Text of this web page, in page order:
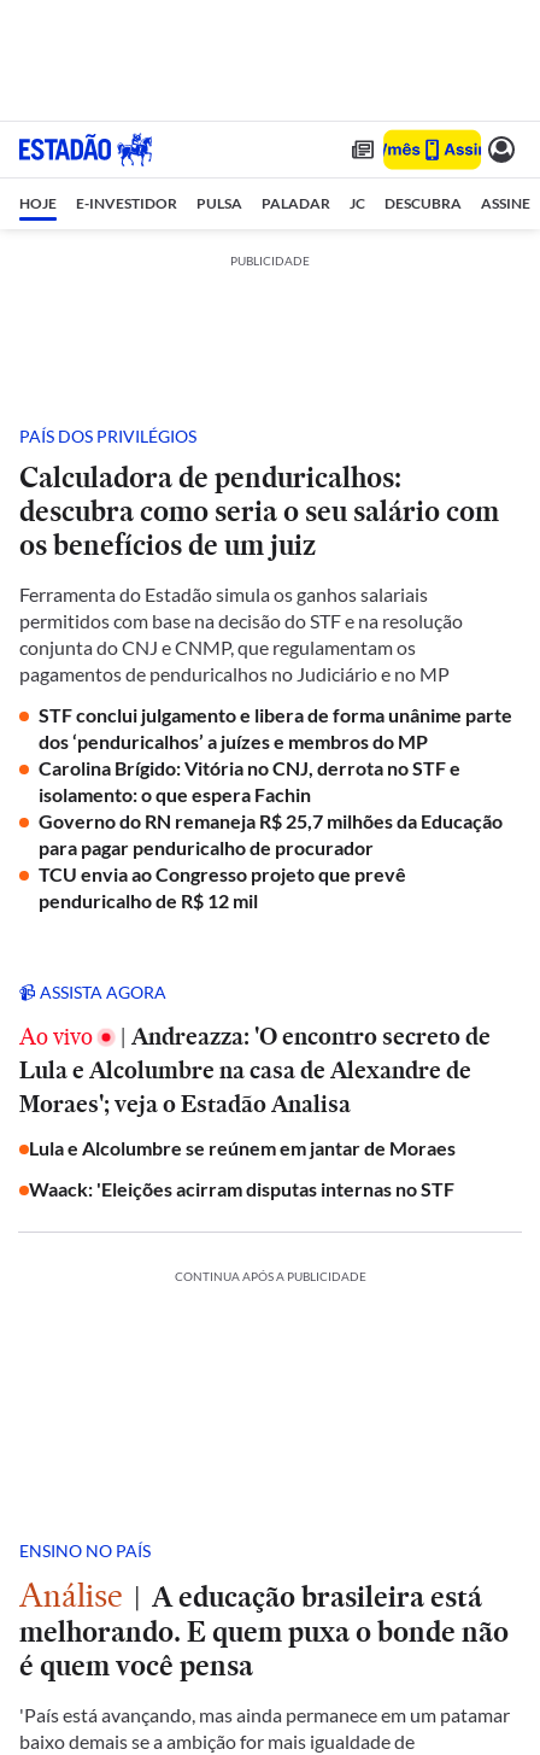
HOJE E-INVESTIDOR PULSA PALADAR JC DESCUBRA ASSINE
PUBLICIDADE
PAÍS DOS PRIVILÉGIOS
Calculadora de penduricalhos:
descubra como seria o seu salário com
os benefícios de um juiz
Ferramenta do Estadão simula os ganhos salariais
permitidos com base na decisão do STF e na resolução
conjunta do CNJ e CNMP, que regulamentam os
pagamentos de penduricalhos no Judiciário e no MP
STF conclui julgamento e libera de forma unânime parte
dos ‘penduricalhos’ a juízes e membros do MP
Carolina Brígido: Vitória no CNJ, derrota no STF e
isolamento: o que espera Fachin
Governo do RN remaneja R$ 25,7 milhões da Educação
para pagar penduricalho de procurador
TCU envia ao Congresso projeto que prevê
penduricalho de R$ 12 mil
📹 ASSISTA AGORA
Ao vivo | Andreazza: 'O encontro secreto de
Lula e Alcolumbre na casa de Alexandre de
Moraes'; veja o Estadão Analisa
Lula e Alcolumbre se reúnem em jantar de Moraes
Waack: 'Eleições acirram disputas internas no STF
CONTINUA APÓS A PUBLICIDADE
ENSINO NO PAÍS
Análise | A educação brasileira está
melhorando. E quem puxa o bonde não
é quem você pensa
'País está avançando, mas ainda permanece em um patamar
baixo demais se a ambição for mais igualdade de